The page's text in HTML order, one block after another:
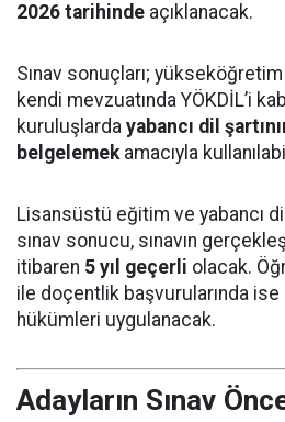
2026 tarihinde açıklanacak.
Sınav sonuçları; yükseköğretim
kendi mevzuatında YÖKDİL’i
kuruluşlarda yabancı dil
belgelemekamacıyla
Lisansüstü eğitim ve yabancı
sınav sonucu, sınavın
itibaren 5 yıl geçerli olacak.
ile doçentlik başvurularında
hükümleri uygulanacak.
Adayların Sınav